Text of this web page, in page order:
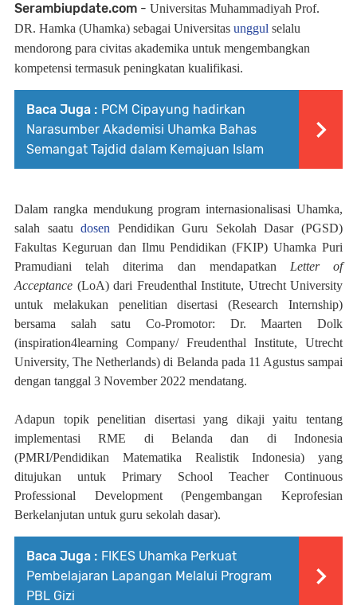
Serambiupdate.com - Universitas Muhammadiyah Prof.
DR. Hamka (Uhamka) sebagai Universitas unggul selalu
mendorong para civitas akademika untuk mengembangkan
kompetensi termasuk peningkatan kualifikasi.
Baca Juga : PCM Cipayung hadirkan
Narasumber Akademisi Uhamka Bahas
Semangat Tajdid dalam Kemajuan Islam
Dalam rangka mendukung program internasionalisasi Uhamka,
salah saatudosen Pendidikan Guru Sekolah Dasar (PGSD)
Fakultas Keguruan dan Ilmu Pendidikan (FKIP) Uhamka Puri
Pramudiani telah diterima dan mendapatkan Letter of
Acceptance (LoA) dari Freudenthal Institute, Utrecht University
untuk melakukan penelitian disertasi (Research Internship)
bersama salah satu Co-Promotor: Dr. Maarten Dolk
(inspiration4learning Company/ Freudenthal Institute, Utrecht
University, The Netherlands) di Belanda pada 11 Agustus sampai
dengan tanggal 3 November 2022 mendatang.
Adapun topik penelitian disertasi yang dikaji yaitu tentang
implementasi RME di Belanda dan di Indonesia
(PMRI/Pendidikan Matematika Realistik Indonesia) yang
ditujukan untuk Primary School Teacher Continuous
Professional Development (Pengembangan Keprofesian
Berkelanjutan untuk guru sekolah dasar).
Baca Juga : FIKES Uhamka Perkuat
Pembelajaran Lapangan Melalui Program
PBL Gizi